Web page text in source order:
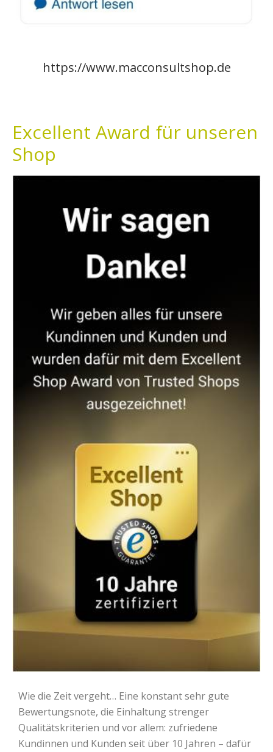
https://www.macconsultshop.de
Excellent Award für unseren
Shop
Wie die Zeit vergeht… Eine konstant sehr gute
Bewertungsnote, die Einhaltung strenger
Qualitätskriterien und vor allem: zufriedene
Kundinnen und Kunden seit über 10 Jahren – dafür